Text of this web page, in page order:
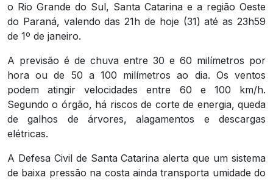
o Rio Grande do Sul, Santa Catarina e a região Oeste
do Paraná, valendo das 21h de hoje (31) até as 23h59
de 1º de janeiro.
A previsão é de chuva entre 30 e 60 milímetros por
hora ou de 50 a 100 milímetros ao dia. Os ventos
podem atingir velocidades entre 60 e 100 km/h.
Segundo o órgão, há riscos de corte de energia, queda
de galhos de árvores, alagamentos e descargas
elétricas.
A Defesa Civil de Santa Catarina alerta que um sistema
de baixa pressão na costa ainda transporta umidade do